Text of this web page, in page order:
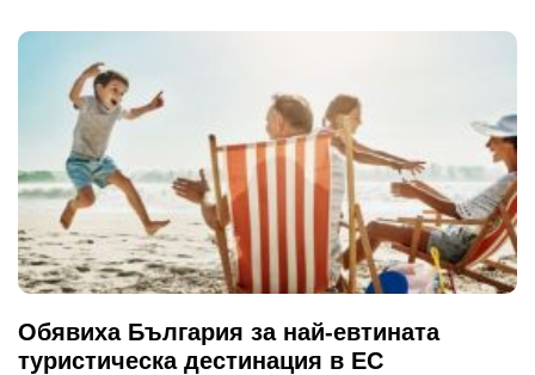
Обявиха България за най-евтината
туристическа дестинация в ЕС